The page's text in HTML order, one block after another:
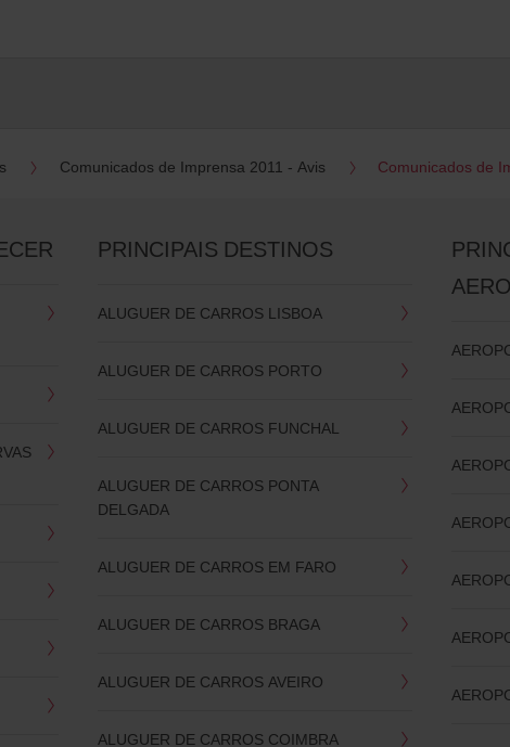
Comunicados de Imprensa 2011 - Avis Comunicados de
PRINCIPAIS DESTINOS
ALUGUER DE CARROS LISBOA
ALUGUER DE CARROS PORTO
ALUGUER DE CARROS FUNCHAL
ALUGUER DE CARROS PONTA
DELGADA
ALUGUER DE CARROS EM FARO
ALUGUER DE CARROS BRAGA
ALUGUER DE CARROS AVEIRO
ALUGUER DE CARROS COIMBRA